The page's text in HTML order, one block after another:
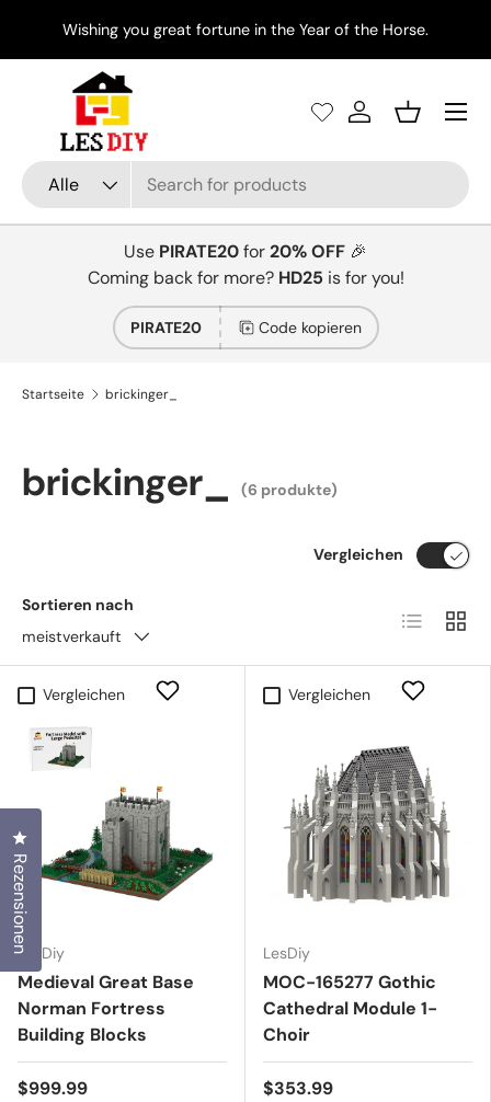
Direkt zum Inhalt
Wishing you great fortune in the Year of the Horse.
Suchen
Art
Alle
Einloggen
Menü
Use PIRATE20for20% OFF 🎉
Coming back for more? HD25 is for you!
PIRATE20 Code kopieren
Startseite brickinger_
brickinger_ (6 produkte)
Sortieren nach
meistverkauft
Vergleichen
Vergleichen
LesDiy
Medieval Great Base
Norman Fortress
Building Blocks
$999.99
Vergleichen
LesDiy
MOC-165277 Gothic
Cathedral Module 1-
Choir
$353.99
Rezensionen
Klicken Sie, um den Bewertungsdialog zu öffnen